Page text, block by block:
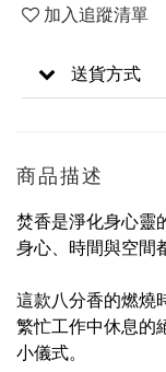
加入追蹤清單
送貨方式
商品描述
焚香是淨化身心靈
身心、時間與空間
這款八分香的燃燒
繁忙工作中休息的
小儀式。